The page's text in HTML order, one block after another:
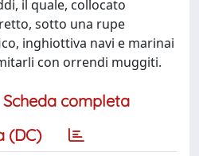
il quale, collocato
sotto una rupe
inghiottiva navi e marinai
con orrendi muggiti.
Scheda completa
(DC)